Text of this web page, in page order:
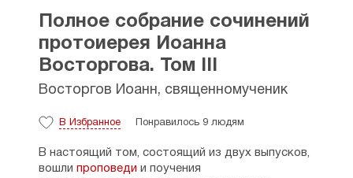
Полное собрание сочинений
протоиерея Иоанна
Восторгова. Том III
Восторгов Иоанн, священномученик
В Избранное Понравилось 9 людям
В настоящий том, состоящий из двух выпусков,
вошли проповеди и поучения